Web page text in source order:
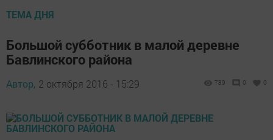
ТЕМА ДНЯ
Большой субботник в малой деревне
Бавлинского района
Автор, 2 октября 2016 - 15:29 789 0 0